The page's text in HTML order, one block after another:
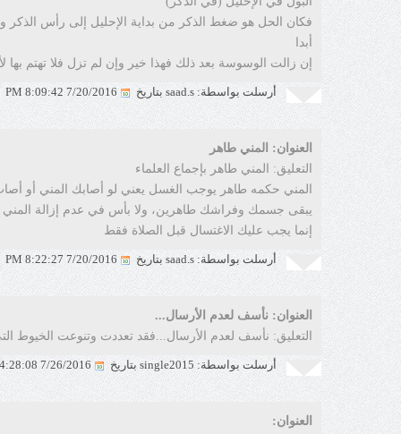
فكان الحل هو ضغط الذكر من بداية الإحليل إلى رأس الذكر
أبدا
إن زالت الوسوسة بعد ذلك فهذا خير وإن لم تزل فلا تهتم
أرسلت بواسطة: saad.s بتاريخ 7/20/2016 8:09:42 PM
العنوان: المني طاهر
التعليق:
المني طاهر بإجماع العلماء
المني حكمه طاهر يوجب الغسل يعني لو أصابك المني أو
يبقى جسمك وفراشك طاهرين، ولا بأس في عدم إزالة المني
إنما يجب عليك الاغتسال قبل الصلاة فقط
أرسلت بواسطة: saad.s بتاريخ 7/20/2016 8:22:27 PM
العنوان: نأسف لعدم الأرسال...
التعليق: نأسف لعدم الأرسال...فقد تعددت وتنوعت الخيوط
أرسلت بواسطة: single2015 بتاريخ 7/26/2016 4:28:08 AM
العنوان: